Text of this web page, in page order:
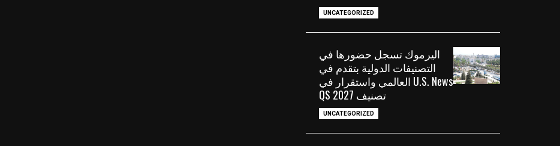
UNCATEGORIZED
اليرموك تسجل حضورها في
التصنيفات الدولية بتقدم في
U.S. News العالمي واستقرار في
تصنيف QS 2027
UNCATEGORIZED